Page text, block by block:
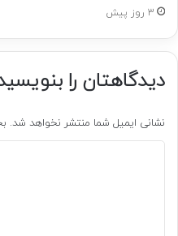
3 روز پیش
دیدگاهتان را
نشانی ایمیل شما منتشر نخواهد شد.